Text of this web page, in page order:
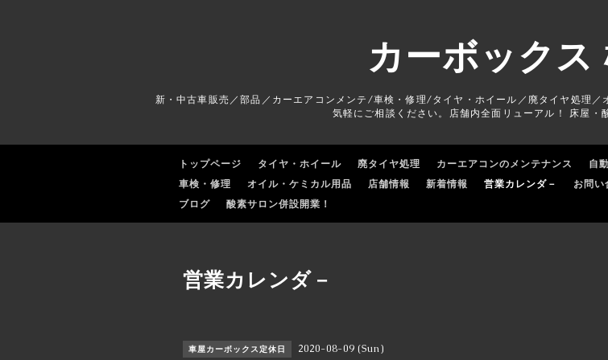
カーボックス
新・中古車販売／部品／カーエアコンメンテ/車検・修理/タイヤ・ホイール／廃タイヤ処理
気軽にご相談ください。店舗内全面リューアル！ 床屋・
トップページ タイヤ・ホイール 廃タイヤ処理 カーエアコンのメンテナンス 自
車検・修理
オイル・ケミカル用品 店舗情報 新着情報 営業カレンダ－ お問い
ブログ
酸素サロン併設開業！
営業カレンダ－
車屋カーボックス定休日 2020-08-09 (Sun)